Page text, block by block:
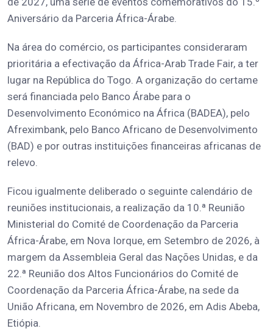
Aniversário da Parceria África-Árabe.
Na área do comércio, os participantes consideraram
prioritária a efectivação da África-Arab Trade Fair, a ter
lugar na República do Togo. A organização do certame
será financiada pelo Banco Árabe para o
Desenvolvimento Económico na África (BADEA), pelo
Afreximbank, pelo Banco Africano de Desenvolvimento
(BAD) e por outras instituições financeiras africanas de
relevo.
Ficou igualmente deliberado o seguinte calendário de
reuniões institucionais, a realização da 10.ª Reunião
Ministerial do Comité de Coordenação da Parceria
África-Árabe, em Nova Iorque, em Setembro de 2026, à
margem da Assembleia Geral das Nações Unidas, e da
22.ª Reunião dos Altos Funcionários do Comité de
Coordenação da Parceria África-Árabe, na sede da
União Africana, em Novembro de 2026, em Adis Abeba,
Etiópia.